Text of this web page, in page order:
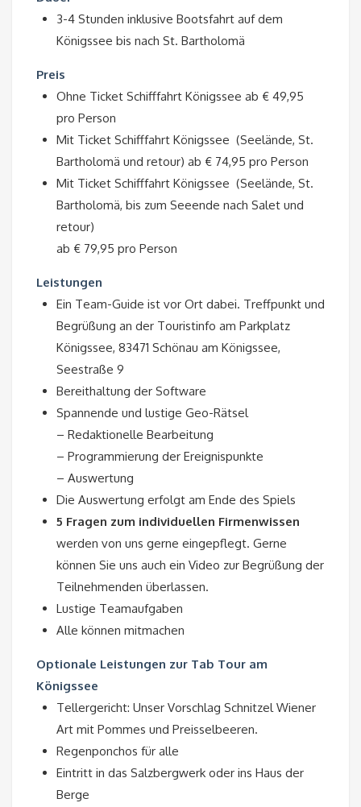
3-4 Stunden inklusive Bootsfahrt auf dem
Königssee bis nach St. Bartholomä
Preis
Ohne Ticket Schifffahrt Königssee ab € 49,95
pro Person
Mit Ticket Schifffahrt Königssee (Seelände, St.
Bartholomä und retour) ab € 74,95 pro Person
Mit Ticket Schifffahrt Königssee (Seelände, St.
Bartholomä, bis zum Seeende nach Salet und
retour)
ab € 79,95 pro Person
Leistungen
Ein Team-Guide ist vor Ort dabei. Treffpunkt und
Begrüßung an der Touristinfo am Parkplatz
Königssee, 83471 Schönau am Königssee,
Seestraße 9
Bereithaltung der Software
Spannende und lustige Geo-Rätsel
– Redaktionelle Bearbeitung
– Programmierung der Ereignispunkte
– Auswertung
Die Auswertung erfolgt am Ende des Spiels
5 Fragen zum individuellen Firmenwissen
werden von uns gerne eingepflegt. Gerne
können Sie uns auch ein Video zur Begrüßung der
Teilnehmenden überlassen.
Lustige Teamaufgaben
Alle können mitmachen
Optionale Leistungen zur Tab Tour am
Königssee
Tellergericht: Unser Vorschlag Schnitzel Wiener
Art mit Pommes und Preisselbeeren.
Regenponchos für alle
Eintritt in das Salzbergwerk oder ins Haus der
Berge